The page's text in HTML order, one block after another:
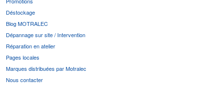
Déstockage
Blog MOTRALEC
Dépannage sur site / Intervention
Réparation en atelier
Pages locales
Marques distribuées par Motralec
Nous contacter